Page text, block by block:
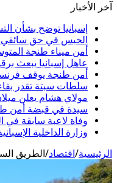
آخر الأخبار
إسبانيا توضح بشأن
الحبس في حق سائقي
أمن ميناء طنجة المتوسط
عاهل إسبانيا يبعث
أمن طنجة يوقف
سلطات سبتة تقدر بقاء حوالي 5 آلاف
مولاي هشام يعلن
سيدة في قبضة أمن
وفاة لاعبة سابقة في
وزارة الداخلية
الرئيسية/اقتصاد/الطريق